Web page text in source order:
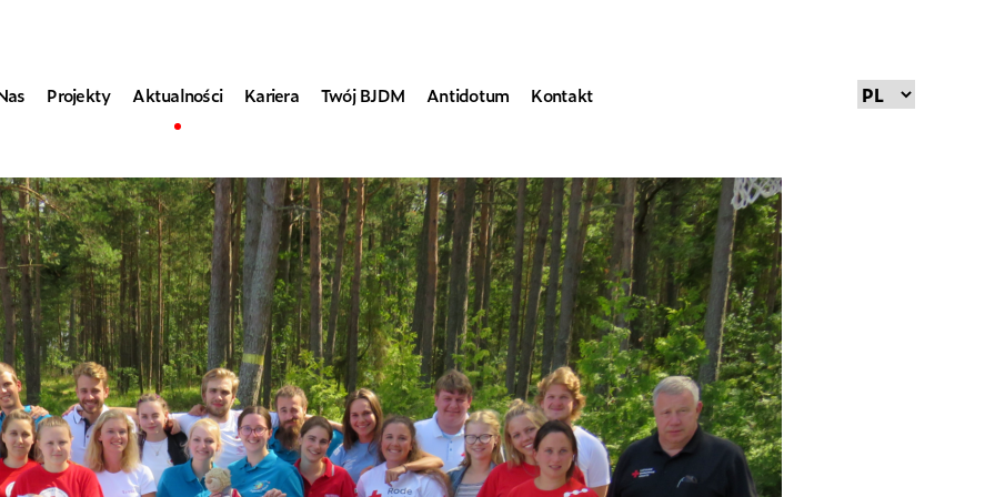
Projekty Aktualności Kariera Twój BJDM Antidotum Kontakt